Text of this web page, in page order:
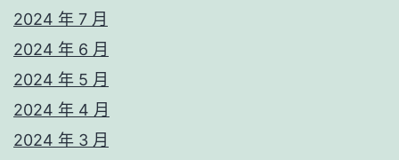
2024 年 7 月
2024 年 6 月
2024 年 5 月
2024 年 4 月
2024 年 3 月